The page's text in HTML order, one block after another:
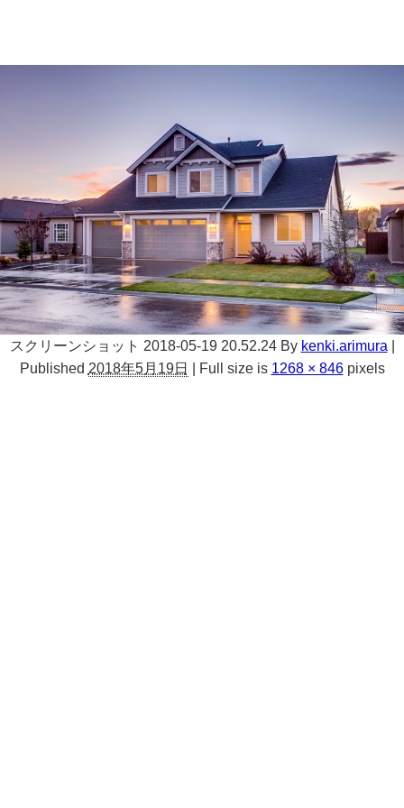
スクリーンショット 2018-05-19 20.52.24 By kenki.arimura
Published 2018年5月19日 Full size is 1268 × 846pixels